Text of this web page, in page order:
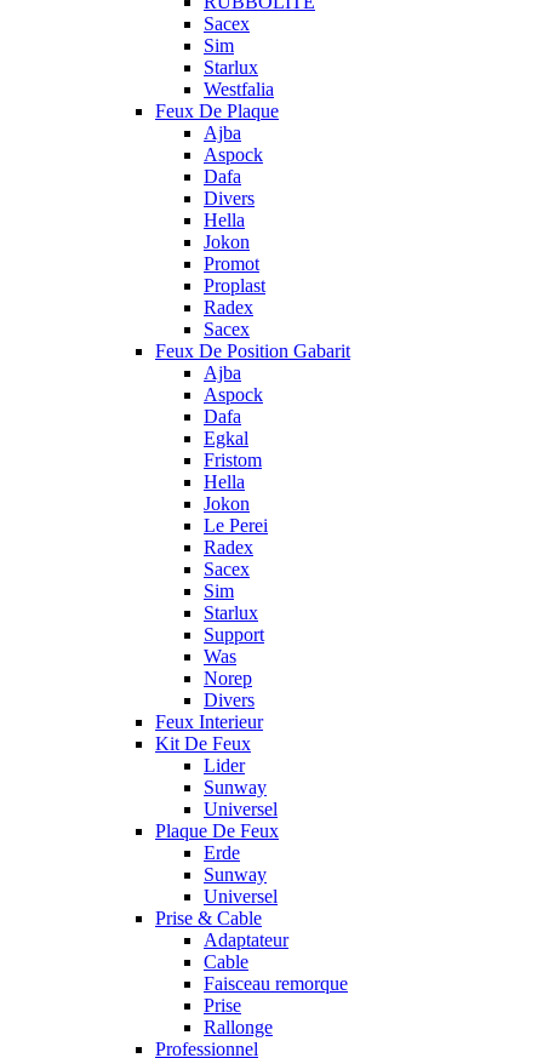
Sacex
Sim
Starlux
Westfalia
Feux De Plaque
Ajba
Aspock
Dafa
Divers
Hella
Jokon
Promot
Proplast
Radex
Sacex
Feux De Position Gabarit
Ajba
Aspock
Dafa
Egkal
Fristom
Hella
Jokon
Le Perei
Radex
Sacex
Sim
Starlux
Support
Was
Norep
Divers
Feux Interieur
Kit De Feux
Lider
Sunway
Universel
Plaque De Feux
Erde
Sunway
Universel
Prise & Cable
Adaptateur
Cable
Faisceau remorque
Prise
Rallonge
Professionnel